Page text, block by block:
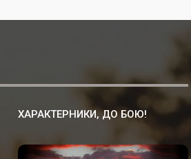
ХАРАКТЕРНИКИ, ДО БОЮ!